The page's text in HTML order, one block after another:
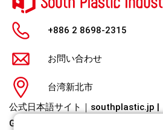
+886 2 8698-2315
お問い合わせ
台湾新北市
公式日本語サイト｜southplastic.jp |
Global / English｜southplastic.com